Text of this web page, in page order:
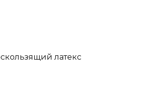
латекс